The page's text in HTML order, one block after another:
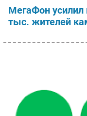
МегаФон усилил
тыс. жителей